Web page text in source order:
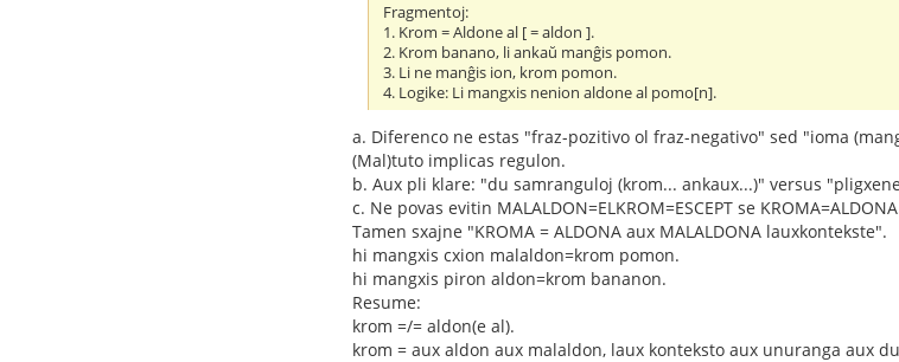
Fragmentoj:
1. Krom = Aldone al [ = aldon ].
2. Krom banano, li ankaŭ manĝis pomon.
3. Li ne manĝis ion, krom pomon.
4. Logike: Li mangxis nenion aldone al pomo[n].
a. Diferenco ne estas "fraz-pozitivo ol fraz-negativo" sed "ioma
(Mal)tuto implicas regulon.
b. Aux pli klare: "du samranguloj (krom... ankaux...)" versus
c. Ne povas evitin MALALDON=ELKROM=ESCEPT se
Tamen sxajne "KROMA = ALDONA aux MALALDONA lauxkontekste".
hi mangxis cxion malaldon=krom pomon.
hi mangxis piron aldon=krom bananon.
Resume:
krom =/= aldon(e al).
krom = aux aldon aux malaldon, laux konteksto aux unuranga aux